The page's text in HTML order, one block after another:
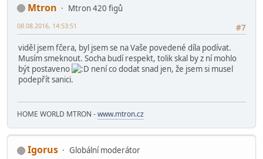
Mtron
Mtron 420 figů
#7
08.08.2016, 14:53:51
viděl jsem fčera, byl jsem se na Vaše povedené díla podívat.
Musím smeknout. Socha budí respekt, tolik skal by z ní mohlo
být postaveno
není co dodat snad jen, že jsem si musel
podepřít sanici.
HOME WORLD MTRON -www.mtron.cz
Igorus Globální moderátor